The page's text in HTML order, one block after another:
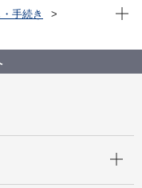
手続き
ント
画 環境影響評価手続
現在